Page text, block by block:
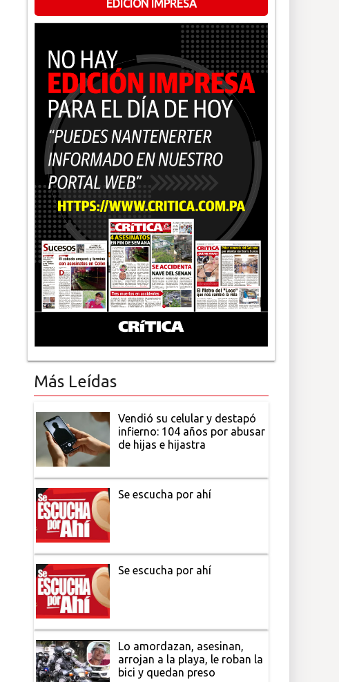
EDICIÓN IMPRESA
Más Leídas
Vendió su celular y destapó
infierno: 104 años por abusar
de hijas e hijastra
Se escucha por ahí
Se escucha por ahí
Lo amordazan, asesinan,
arrojan a la playa, le roban la
bici y quedan preso